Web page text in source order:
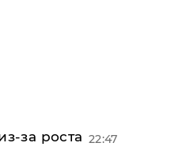
за роста 22:47